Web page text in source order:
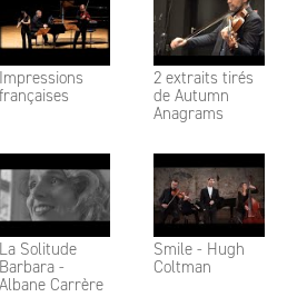
Impressions
françaises
2 extraits tirés
de Autumn
Anagrams
La Solitude
Barbara -
Albane Carrère
Smile - Hugh
Coltman